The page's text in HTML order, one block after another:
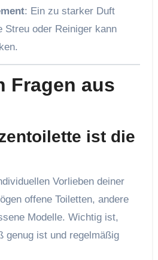
: Ein zu starker Duft
Streu oder Reiniger kann
Fragen aus
ist die
Vorlieben deiner
offene Toiletten, andere
Modelle. Wichtig ist,
genug ist und regelmäßig